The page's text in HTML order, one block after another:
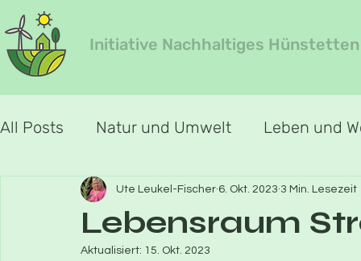
Initiative Nachhaltiges Hünstetten
All Posts Natur und Umwelt Leben und
Jahreszeiten-Special Jahreszeit Frühling
Lebensraum
Ute Leukel-Fischer 6. Okt. 2023 3 Min. Lesezeit
Aktualisiert: 15. Okt. 2023